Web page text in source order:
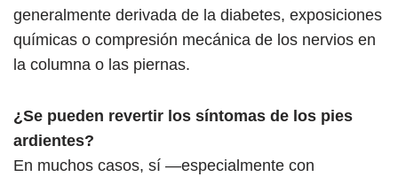
generalmente derivada de la diabetes, exposiciones
químicas o compresión mecánica de los nervios en
la columna o las piernas.
¿Se pueden revertir los síntomas de los pies
ardientes?
En muchos casos, sí —especialmente con